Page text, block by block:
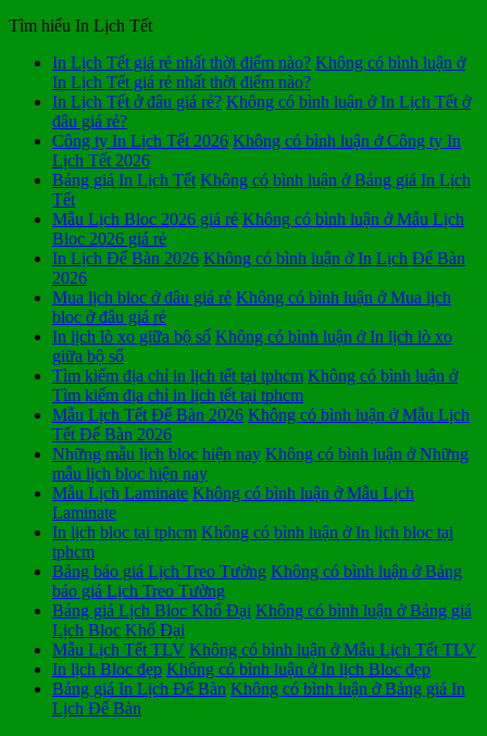
Tìm hiểu In Lịch Tết
In Lịch Tết giá rẻ nhất thời điểm nào? Không có bình luận ở
In Lịch Tết giá rẻ nhất thời điểm nào?
In Lịch Tết ở đâu giá rẻ? Không có bình luận ở In Lịch Tết ở
đâu giá rẻ?
Công ty In Lịch Tết 2026 Không có bình luận ở Công ty In
Lịch Tết 2026
Bảng giá In Lịch Tết Không có bình luận ở Bảng giá In Lịch
Tết
Mẫu Lịch Bloc 2026 giá rẻ Không có bình luận ở Mẫu Lịch
Bloc 2026 giá rẻ
In Lịch Để Bàn 2026 Không có bình luận ở In Lịch Để Bàn
2026
Mua lịch bloc ở đâu giá rẻ Không có bình luận ở Mua lịch
bloc ở đâu giá rẻ
In lịch lò xo giữa bộ số Không có bình luận ở In lịch lò xo
giữa bộ số
Tìm kiếm địa chỉ in lịch tết tại tphcm Không có bình luận ở
Tìm kiếm địa chỉ in lịch tết tại tphcm
Mẫu Lịch Tết Để Bàn 2026 Không có bình luận ở Mẫu Lịch
Tết Để Bàn 2026
Những mẫu lịch bloc hiện nay Không có bình luận ở Những
mẫu lịch bloc hiện nay
Mẫu Lịch Laminate Không có bình luận ở Mẫu Lịch
Laminate
In lịch bloc tại tphcm Không có bình luận ở In lịch bloc tại
tphcm
Bảng báo giá Lịch Treo Tường Không có bình luận ở Bảng
báo giá Lịch Treo Tường
Bảng giá Lịch Bloc Khổ Đại Không có bình luận ở Bảng giá
Lịch Bloc Khổ Đại
Mẫu Lịch Tết TLV Không có bình luận ở Mẫu Lịch Tết TLV
In lịch Bloc đẹp Không có bình luận ở In lịch Bloc đẹp
Bảng giá In Lịch Để Bàn Không có bình luận ở Bảng giá In
Lịch Để Bàn